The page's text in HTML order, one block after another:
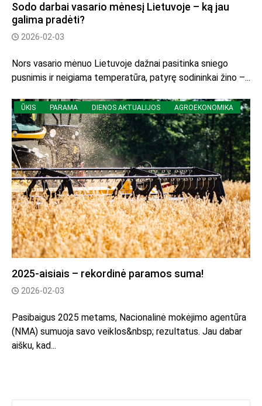
Sodo darbai vasario mėnesį Lietuvoje – ką jau
galima pradėti?
2026-02-03
Nors vasario mėnuo Lietuvoje dažnai pasitinka sniego
pusnimis ir neigiama temperatūra, patyrę sodininkai žino –...
ŪKIS PARAMA DIENOS AKTUALIJOS AGROEKONOMIKA
2025-aisiais – rekordinė paramos suma!
2026-02-03
Pasibaigus 2025 metams, Nacionalinė mokėjimo agentūra
(NMA) sumuoja savo veiklos&nbsp; rezultatus. Jau dabar
aišku, kad...